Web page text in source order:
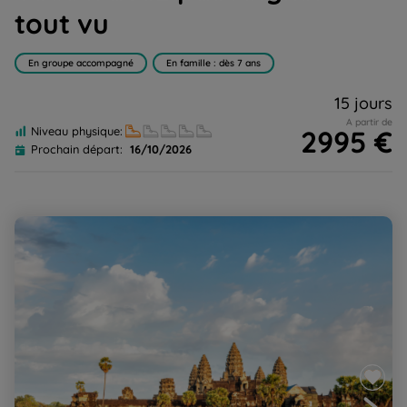
tout vu
En groupe accompagné En famille : dès 7 ans
Niveau physique:
Prochain départ: 16/10/2026
15 jours
A partir de
2995 €
Angkor, la voie royale des temples oubliés